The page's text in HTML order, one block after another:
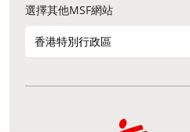
選擇其他MSF網站
香港特別行政區